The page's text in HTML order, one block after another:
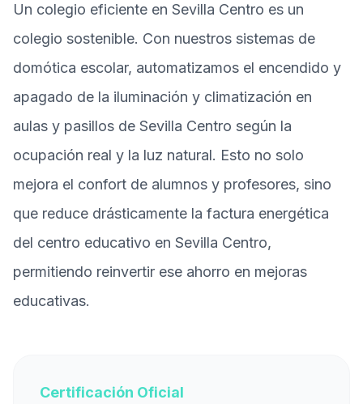
Un colegio eficiente en Sevilla Centro es un
colegio sostenible. Con nuestros sistemas de
domótica escolar, automatizamos el encendido y
apagado de la iluminación y climatización en
aulas y pasillos de Sevilla Centro según la
ocupación real y la luz natural. Esto no solo
mejora el confort de alumnos y profesores, sino
que reduce drásticamente la factura energética
del centro educativo en Sevilla Centro,
permitiendo reinvertir ese ahorro en mejoras
educativas.
Certificación Oficial